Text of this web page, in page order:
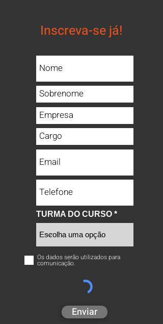
Inscreva-se já!
TURMA DO CURSO
Os dados serão utilizados para
comunicação.
Enviar